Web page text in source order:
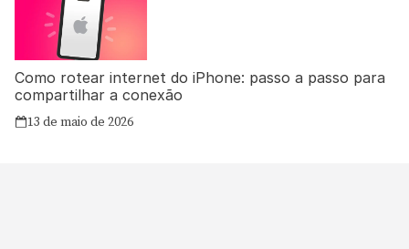
Como rotear internet do iPhone: passo a passo para
compartilhar a conexão
13 de maio de 2026